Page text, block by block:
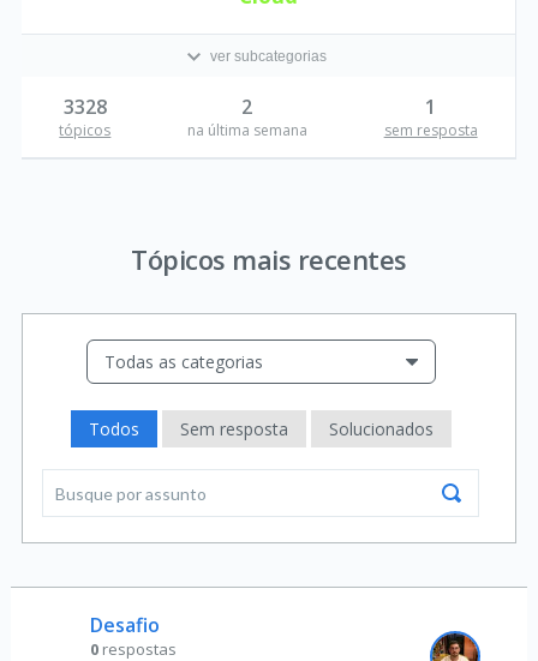
ver subcategorias
3328
tópicos
2
na última semana
1
sem resposta
Tópicos mais recentes
Todas as categorias
Todos Sem resposta Solucionados
Desafio
0 respostas